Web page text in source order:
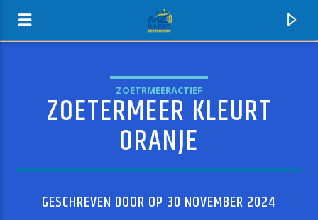
MZ-RADIO
ZOETRMEERACTIEF
ZOETERMEER KLEURT
ORANJE
GESCHREVEN DOOR OP 30 NOVEMBER 2024